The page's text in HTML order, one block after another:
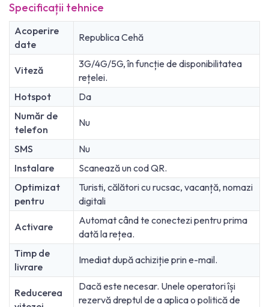
Specificații tehnice
Acoperire
date
Republica Cehă
Viteză
3G/4G/5G, în funcție de disponibilitatea
rețelei.
Hotspot
Da
Număr de
telefon
Nu
SMS
Nu
Instalare
Scanează un cod QR.
Optimizat
pentru
Turisti, călători cu rucsac, vacanță, nomazi
digitali
Activare
Automat când te conectezi pentru prima
dată la rețea.
Timp de
livrare
Imediat după achiziție prin e-mail.
Reducerea
Dacă este necesar. Unele operatori își
rezervă dreptul de a aplica o politică de